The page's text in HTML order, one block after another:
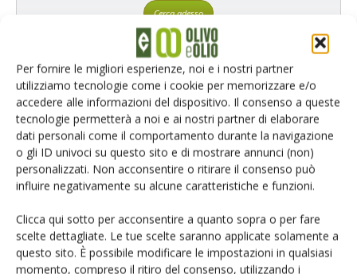
Per fornire le migliori esperienze, noi e i nostri partner
utilizziamo tecnologie come i cookie per memorizzare e/o
accedere alle informazioni del dispositivo. Il consenso a queste
tecnologie permetterà a noi e ai nostri partner di elaborare
dati personali come il comportamento durante la navigazione
o gli ID univoci su questo sito e di mostrare annunci (non)
personalizzati. Non acconsentire o ritirare il consenso può
influire negativamente su alcune caratteristiche e funzioni.
Clicca qui sotto per acconsentire a quanto sopra o per fare
scelte dettagliate. Le tue scelte saranno applicate solamente a
questo sito. È possibile modificare le impostazioni in qualsiasi
momento, compreso il ritiro del consenso, utilizzando i
Cerca adesso
L'Esperto risponde
I consigli di Terra e Vita agli agricoltori